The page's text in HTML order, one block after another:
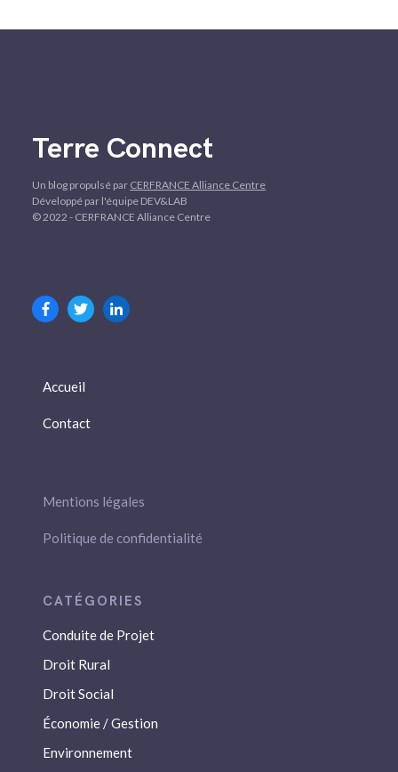
Terre Connect
Un blog propulsé par CERFRANCE Alliance Centre
Développé par l'équipe DEV&LAB
© 2022 - CERFRANCE Alliance Centre
Accueil
Contact
Mentions légales
Politique de confidentialité
Conduite de Projet
Droit Rural
Droit Social
Économie / Gestion
Environnement